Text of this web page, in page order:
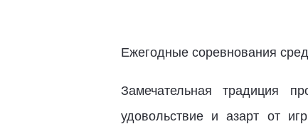
Ежегодные соревнования
Замечательная традиция
удовольствие и азарт от